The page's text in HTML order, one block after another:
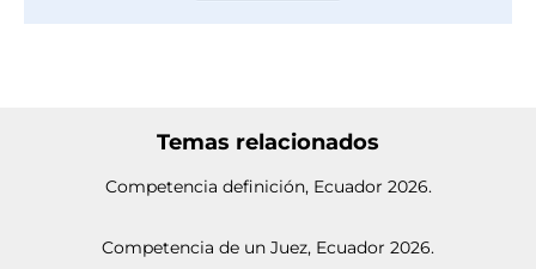
Temas relacionados
Competencia definición, Ecuador 2026.
Competencia de un Juez, Ecuador 2026.